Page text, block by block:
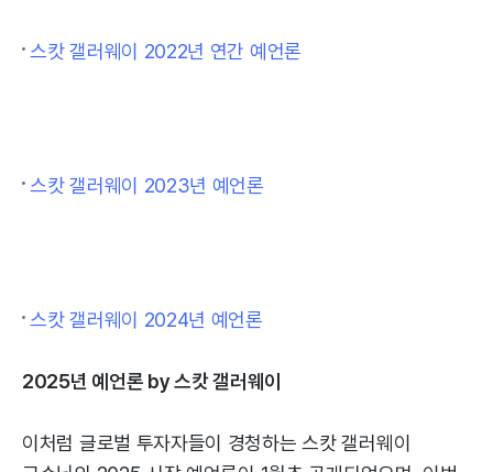
스캇 갤러웨이 2022년 연간 예언론
스캇 갤러웨이 2023년 예언론
스캇 갤러웨이 2024년 예언론
2025년 예언론 by 스캇 갤러웨이
이처럼 글로벌 투자자들이 경청하는 스캇 갤러웨이